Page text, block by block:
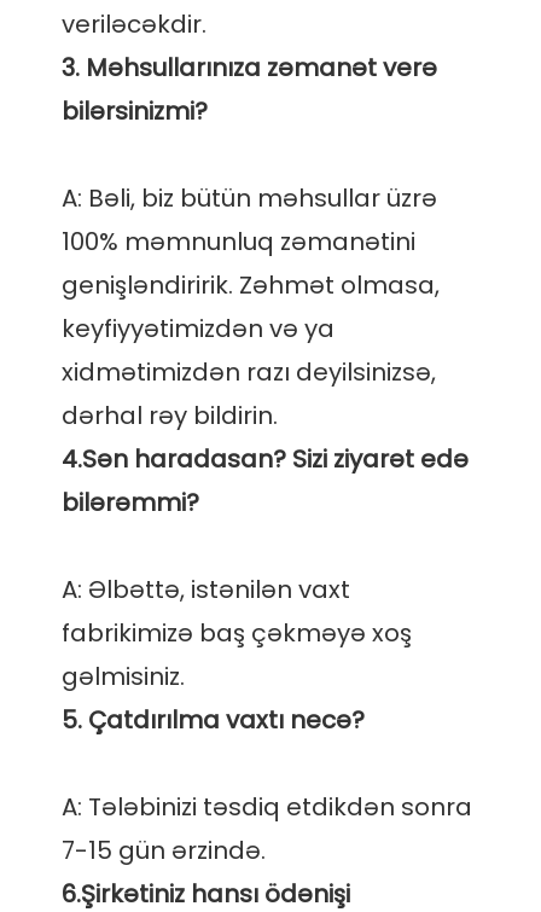
3. Məhsullarınıza zəmanət verə
A: Bəli, biz bütün məhsullar üzrə
100% məmnunluq zəmanətini
genişləndiririk. Zəhmət olmasa,
keyfiyyətimizdən və ya
xidmətimizdən razı deyilsinizsə,
4.Sən haradasan? Sizi ziyarət edə
A: Əlbəttə, istənilən vaxt
fabrikimizə baş çəkməyə xoş
A: Tələbinizi təsdiq etdikdən sonra
6.Şirkətiniz hansı ödənişi